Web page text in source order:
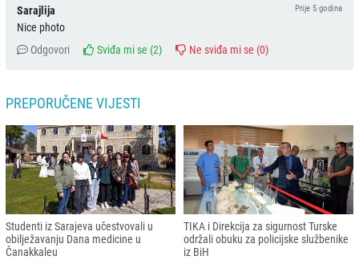
Sarajlija Prije 5 godina
Nice photo
Odgovori
Sviđa mi se (2) Ne sviđa mi se (0)
PREPORUČENE VIJESTI
Studenti iz Sarajeva učestvovali u
obilježavanju Dana medicine u
Čanakkaleu
TIKA i Direkcija za sigurnost Turske
održali obuku za policijske službenike
iz BiH